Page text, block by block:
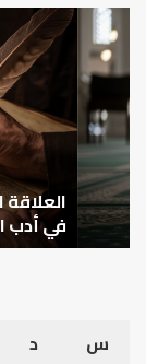
العلاقة
العلمية
بين
الإمام
مالك
والليث
بن
سعد:
نموذج
في
أدب
العلاقة
في أدب الخلاف
س
د